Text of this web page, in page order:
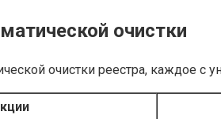
очистки
очистки реестра, каждое с